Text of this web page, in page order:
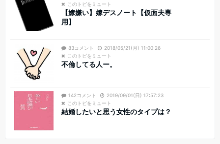
このトピをミュート
【嫁嫌い】嫁デスノート【仮面夫専
用】
83コメント
2018/05/21(月) 11:00:26
このトピをミュート
不倫してる人ー。
142コメント
2019/09/01(日) 17:57:23
このトピをミュート
結婚したいと思う女性のタイプは？